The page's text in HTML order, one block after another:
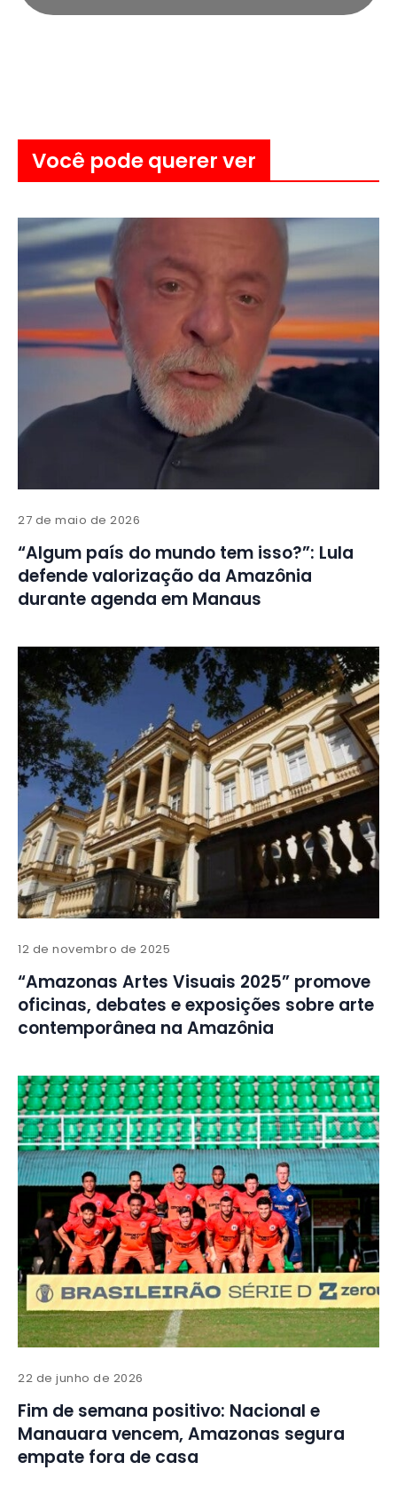
Você pode querer ver
27 de maio de 2026
“Algum país do mundo tem isso?”: Lula
defende valorização da Amazônia
durante agenda em Manaus
12 de novembro de 2025
“Amazonas Artes Visuais 2025” promove
oficinas, debates e exposições sobre arte
contemporânea na Amazônia
22 de junho de 2026
Fim de semana positivo: Nacional e
Manauara vencem, Amazonas segura
empate fora de casa